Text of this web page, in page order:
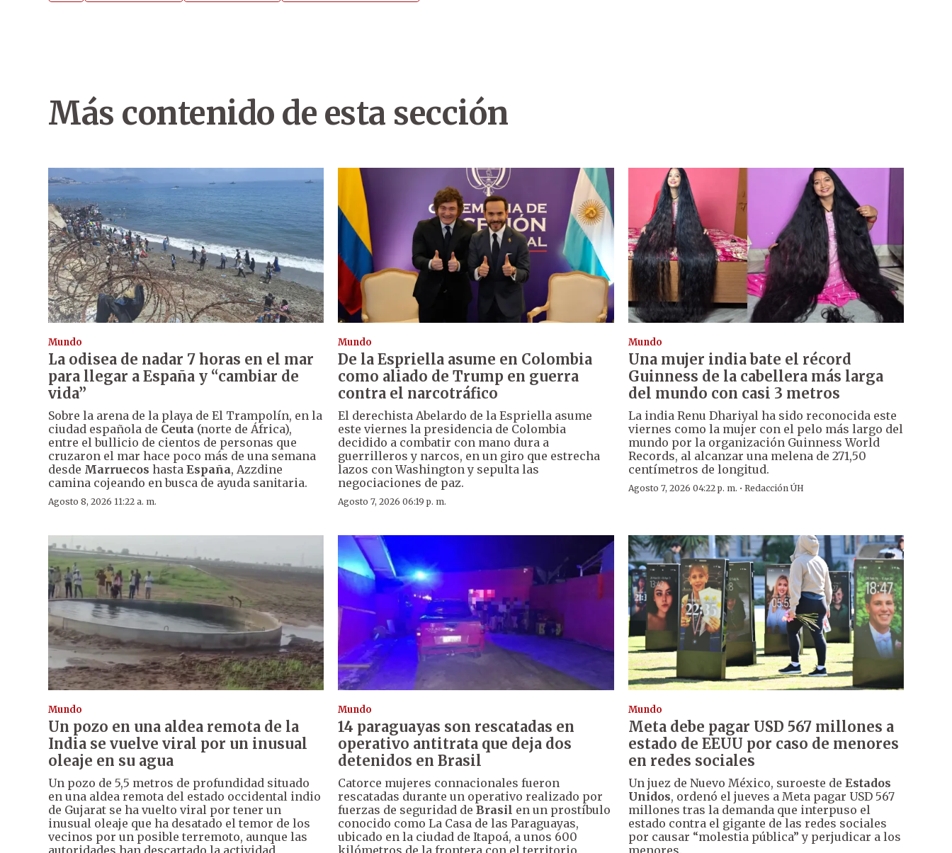
Más contenido de esta sección
Mundo
La odisea de nadar 7 horas en el mar
para llegar a España y “cambiar de
vida”
Sobre la arena de la playa de El Trampolín, en la
ciudad española de Ceuta (norte de África),
entre el bullicio de cientos de personas que
cruzaron el mar hace poco más de una semana
desde Marruecos hasta España, Azzdine
camina cojeando en busca de ayuda sanitaria.
Agosto 8, 2026 11:22 a. m.
Mundo
De la Espriella asume en Colombia
como aliado de Trump en guerra
contra el narcotráfico
El derechista Abelardo de la Espriella asume
este viernes la presidencia de Colombia
decidido a combatir con mano dura a
guerrilleros y narcos, en un giro que estrecha
lazos con Washington y sepulta las
negociaciones de paz.
Agosto 7, 2026 06:19 p. m.
Mundo
Una mujer india bate el récord
Guinness de la cabellera más larga
del mundo con casi 3 metros
La india Renu Dhariyal ha sido reconocida este
viernes como la mujer con el pelo más largo del
mundo por la organización Guinness World
Records, al alcanzar una melena de 271,50
centímetros de longitud.
Agosto 7, 2026 04:22 p. m. · Redacción ÚH
Mundo
Un pozo en una aldea remota de la
India se vuelve viral por un inusual
oleaje en su agua
Un pozo de 5,5 metros de profundidad situado
en una aldea remota del estado occidental indio
de Gujarat se ha vuelto viral por tener un
inusual oleaje que ha desatado el temor de los
vecinos por un posible terremoto, aunque las
autoridades han descartado la actividad
Mundo
14 paraguayas son rescatadas en
operativo antitrata que deja dos
detenidos en Brasil
Catorce mujeres connacionales fueron
rescatadas durante un operativo realizado por
fuerzas de seguridad deBrasil en un prostíbulo
conocido como La Casa de las Paraguayas,
ubicado en la ciudad de Itapoá, a unos 600
kilómetros de la frontera con el territorio
Mundo
Meta debe pagar USD 567 millones a
estado de EEUU por caso de menores
en redes sociales
Un juez de Nuevo México, suroeste de Estados
Unidos, ordenó el jueves a Meta pagar USD 567
millones tras la demanda que interpuso el
estado contra el gigante de las redes sociales
por causar “molestia pública” y perjudicar a los
menores.